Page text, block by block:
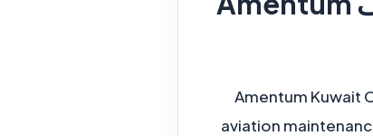
Amentum Kuwait
aviation